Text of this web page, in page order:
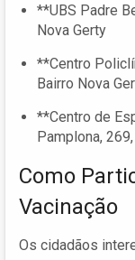
**UBS Padre
Nova Gerty
**Centro
Bairro Nova
**Centro de
Pamplona,
Como
Vacinação
Os cidadãos